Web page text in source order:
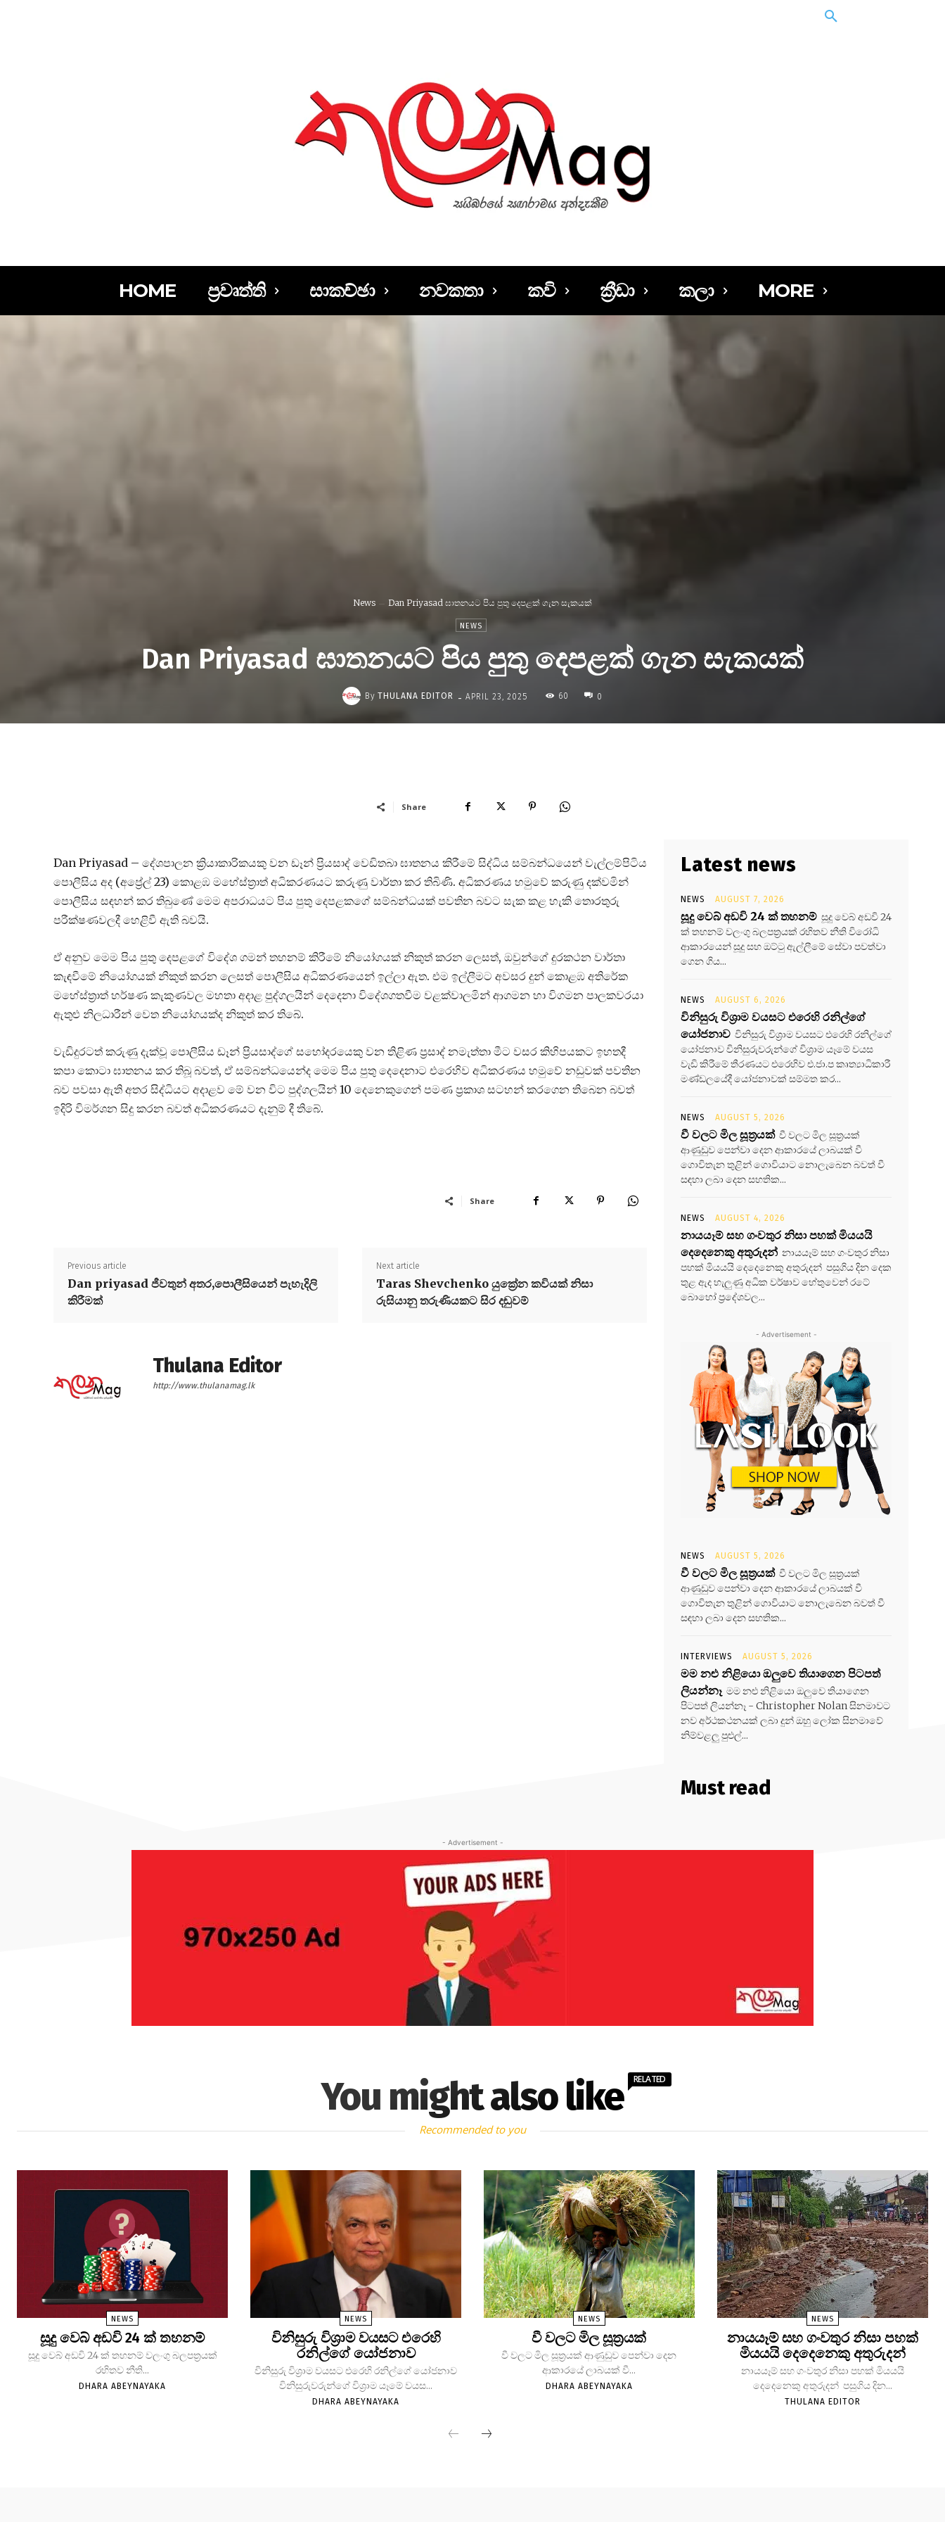
HOME ප්‍රවෘත්ති සාකච්ඡා නවකතා කවි ක්‍රීඩා කලා MORE
News Dan Priyasad ඝාතනයට පිය පුතු දෙපළක් ගැන සැකයක්
NEWS
Dan Priyasad ඝාතනයට පිය පුතු දෙපළක් ගැන සැකයක්
By THULANA EDITOR - APRIL 23, 2025 60 0
Share
Dan Priyasad – දේශපාලන ක්‍රියාකාරිකයකු වන ඩෑන් ප්‍රියසාද් වෙඩිතබා ඝාතනය කිරීමේ සිද්ධිය සම්බන්ධයෙන් වැල්ලම්පිටිය
පොලීසිය අද (අප්‍රේල් 23) කොළඹ මහේස්ත්‍රාත් අධිකරණයට කරුණු වාර්තා කර තිබිණි. අධිකරණය හමුවේ කරුණු දක්වමින්
පොලීසිය සඳහන් කර තිබුණේ මෙම අපරාධයට පිය පුතු දෙපළකගේ සම්බන්ධයක් පවතින බවට සැක කළ හැකි තොරතුරු
පරීක්ෂණවලදී හෙළිවී ඇති බවයි.
ඒ අනුව මෙම පිය පුතු දෙපළගේ විදේශ ගමන් තහනම් කිරීමේ නියෝගයක් නිකුත් කරන ලෙසත්, ඔවුන්ගේ දුරකථන වාර්තා
කැඳවීමේ නියෝගයක් නිකුත් කරන ලෙසත් පොලීසිය අධිකරණයෙන් ඉල්ලා ඇත. එම ඉල්ලීමට අවසර දුන් කොළඹ අතිරේක
මහේස්ත්‍රාත් හර්ෂණ කැකුණවල මහතා අදාළ පුද්ගලයින් දෙදෙනා විදේශගතවීම වළක්වාලමින් ආගමන හා විගමන පාලකවරයා
ඇතුළු නිලධාරීන් වෙත නියෝගයක්ද නිකුත් කර තිබේ.
වැඩිදුරටත් කරුණු දැක්වූ පොලීසිය ඩෑන් ප්‍රියසාද්ගේ සහෝදරයෙකු වන තිළිණ ප්‍රසාද් නමැත්තා මීට වසර කිහිපයකට ඉහතදී
කපා කොටා ඝාතනය කර තිබූ බවත්, ඒ සම්බන්ධයෙන්ද මෙම පිය පුතු දෙදෙනාට එරෙහිව අධිකරණය හමුවේ නඩුවක් පවතින
බව පවසා ඇති අතර සිද්ධියට අදාළව මේ වන විට පුද්ගලයින් 10 දෙනෙකුගෙන් පමණ ප්‍රකාශ සටහන් කරගෙන තිබෙන බවත්
ඉදිරි විමර්ශන සිදු කරන බවත් අධිකරණයට දැනුම් දී තිබේ.
Share
Previous article
Dan priyasad ජීවතුන් අතර,පොලීසියෙන් පැහැදිලි
කිරීමක්
Next article
Taras Shevchenko යුක්‍රේන කවියක් නිසා
රුසියානු තරුණියකට සිර දඬුවම්
Thulana Editor
http://www.thulanamag.lk
Latest news
NEWS AUGUST 7, 2026
සූදු වෙබ් අඩවි 24 ක් තහනම් සූදු වෙබ් අඩවි 24
ක් තහනම් වලංගු බලපත්‍රයක් රහිතව නීති විරෝධි
ආකාරයෙන් සූදු සහ ඔට්ටු ඇල්ලීමේ සේවා පවත්වා
ගෙන ගිය...
NEWS AUGUST 6, 2026
විනිසුරු විශ්‍රාම වයසට එරෙහි රනිල්ගේ
යෝජනාව විනිසුරු විශ්‍රාම වයසට එරෙහි රනිල්ගේ
යෝජනාව විනිසුරුවරුන්ගේ විශ්‍රාම යෑමේ වයස
වැඩි කිරීමේ තීරණයට එරෙහිව එ.ජා.ප කෘත්‍යාධිකාරී
මණ්ඩලයේදී යෝජනාවක් සම්මත කර...
NEWS AUGUST 5, 2026
වී වලට මිල සූත්‍රයක් වී වලට මිල සූත්‍රයක්
ආණුඩුව පෙන්වා දෙන ආකාරයේ ලාබයක් වී
ගොවිතැන තුළින් ගොවියාට නොලැබෙන බවත් වී
සඳහා ලබා දෙන සහතික...
NEWS AUGUST 4, 2026
නායයෑම් සහ ගංවතුර නිසා පහක් මියයයි
දෙදෙනෙකු අතුරුදන් නායයෑම් සහ ගංවතුර නිසා
පහක් මියයයි දෙදෙනෙකු අතුරුදන් පසුගිය දින දෙක
තුළ ඇද හැලුණු අධික වර්ෂාව හේතුවෙන් රටේ
බොහෝ ප්‍රදේශවල...
- Advertisement -
NEWS AUGUST 5, 2026
වී වලට මිල සූත්‍රයක් වී වලට මිල සූත්‍රයක්
ආණුඩුව පෙන්වා දෙන ආකාරයේ ලාබයක් වී
ගොවිතැන තුළින් ගොවියාට නොලැබෙන බවත් වී
සඳහා ලබා දෙන සහතික...
INTERVIEWS AUGUST 5, 2026
මම නළු නිළියො ඔලුවෙ තියාගෙන පිටපත්
ලියන්නෑ මම නළු නිළියො ඔලුවෙ තියාගෙන
පිටපත් ලියන්නෑ - Christopher Nolan සිනමාවට
නව අර්ථකථනයක් ලබා දුන් ඔහු ලෝක සිනමාවේ
නිම්වළලු පුළුල්...
Must read
- Advertisement -
You might also like RELATED
Recommended to you
NEWS
සූදු වෙබ් අඩවි 24 ක් තහනම්
සූදු වෙබ් අඩවි 24 ක් තහනම් වලංගු බලපත්‍රයක්
රහිතව නීති...
DHARA ABEYNAYAKA
NEWS
විනිසුරු විශ්‍රාම වයසට එරෙහි
රනිල්ගේ යෝජනාව
විනිසුරු විශ්‍රාම වයසට එරෙහි රනිල්ගේ යෝජනාව
විනිසුරුවරුන්ගේ විශ්‍රාම යෑමේ වයස...
DHARA ABEYNAYAKA
NEWS
වී වලට මිල සූත්‍රයක්
වී වලට මිල සූත්‍රයක් ආණුඩුව පෙන්වා දෙන
ආකාරයේ ලාබයක් වී...
DHARA ABEYNAYAKA
NEWS
නායයෑම් සහ ගංවතුර නිසා පහක්
මියයයි දෙදෙනෙකු අතුරුදන්
නායයෑම් සහ ගංවතුර නිසා පහක් මියයයි
දෙදෙනෙකු අතුරුදන් පසුගිය දින...
THULANA EDITOR